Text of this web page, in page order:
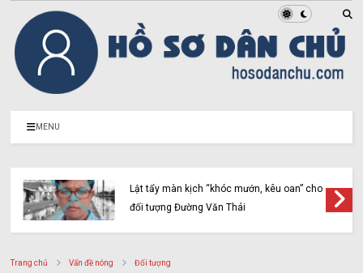
MENU
Lật tẩy màn kịch “khóc mướn, kêu oan” cho
đối tượng Đường Văn Thái
Trang chủ Vấn đề nóng Đối tượng